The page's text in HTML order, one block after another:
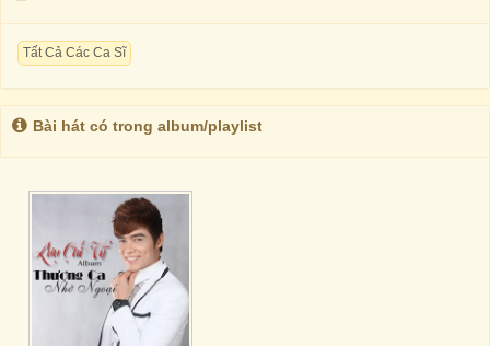
Tất Cả Các Ca Sĩ
Bài hát có trong album/playlist